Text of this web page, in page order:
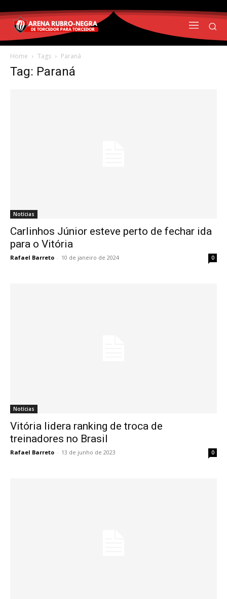
Home Tags Paraná
Tag: Paraná
Notícias
Carlinhos Júnior esteve perto de fechar ida
para o Vitória
Rafael Barreto - 10 de janeiro de 2024 0
Notícias
Vitória lidera ranking de troca de
treinadores no Brasil
Rafael Barreto - 13 de junho de 2023 0